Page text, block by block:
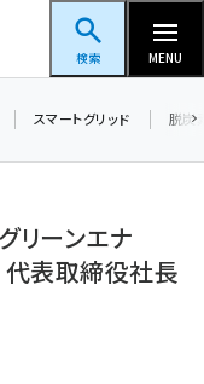
ォーラム
検索 MENU
スマートグリッド 脱炭
リーンエナ
代表取締役社長